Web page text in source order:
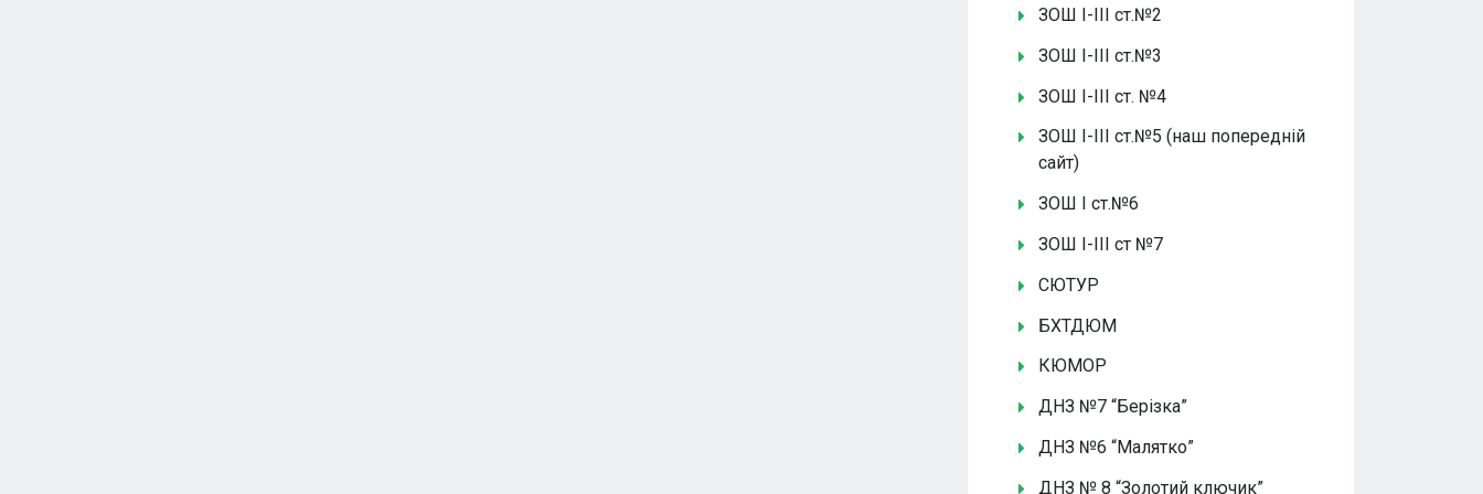
ЗОШ І-ІІІ ст.№2
ЗОШ І-ІІІ ст.№3
ЗОШ І-ІІІ ст. №4
ЗОШ І-ІІІ ст.№5 (наш попередній
сайт)
ЗОШ І ст.№6
ЗОШ І-ІІІ ст №7
СЮТУР
БХТДЮМ
КЮМОР
ДНЗ №7 “Берізка”
ДНЗ №6 “Малятко”
ДНЗ № 8 “Золотий ключик”